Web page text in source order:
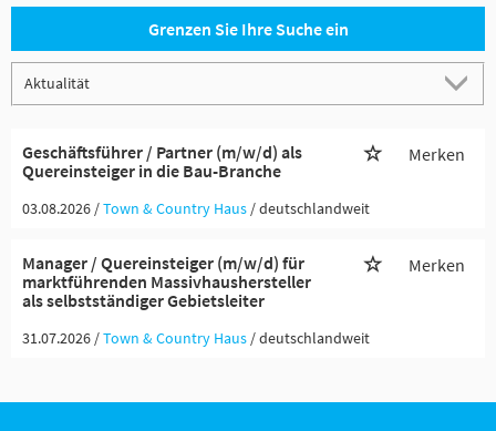
Grenzen Sie Ihre Suche ein
Geschäftsführer / Partner (m/w/d) als
Quereinsteiger in die Bau-Branche
Merken
03.08.2026 /Town & Country Haus / deutschlandweit
Manager / Quereinsteiger (m/w/d) für
marktführenden Massivhaushersteller
als selbstständiger Gebietsleiter
Merken
31.07.2026 /Town & Country Haus / deutschlandweit